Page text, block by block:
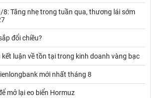
8: Tăng nhẹ trong tuần qua, thương lái sớm
đổi chiều?
kết luận về tồn tại trong kinh doanh vàng bạc
mới nhất tháng 8
mở lại eo biển Hormuz